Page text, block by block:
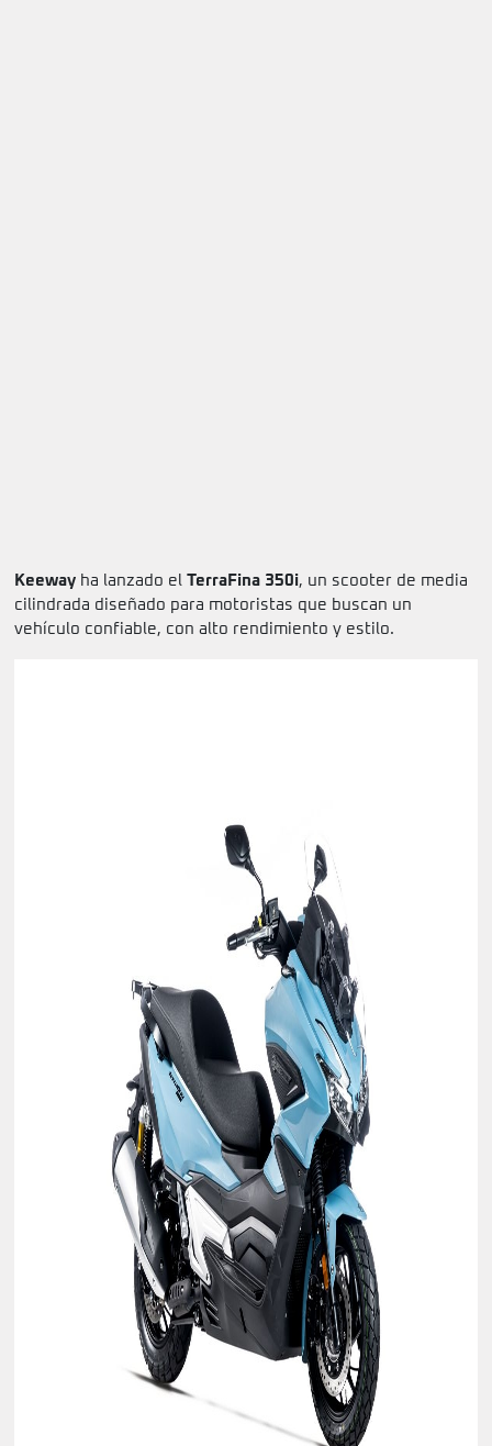
Keeway ha lanzado el TerraFina 350i, un scooter de media
cilindrada diseñado para motoristas que buscan un
vehículo confiable, con alto rendimiento y estilo.